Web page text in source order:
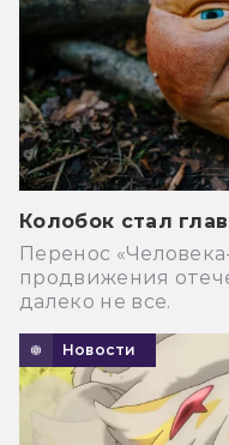
Колобок стал
Перенос
продвижения
далеко не все.
Новости